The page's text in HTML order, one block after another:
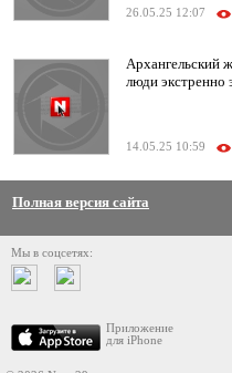
26.05.25 12:07
Архангельский
люди экстренно
14.05.25 10:59
Полная версия сайта
Мы в соцсетях:
Приложение
для iPhone